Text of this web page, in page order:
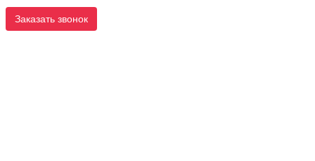
Заказать звонок